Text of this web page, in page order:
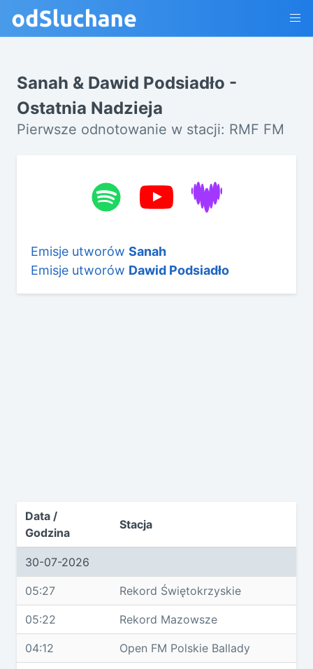
Sanah & Dawid Podsiadło -
Ostatnia Nadzieja
Pierwsze odnotowanie w stacji: RMF FM
Emisje utworów Sanah
Emisje utworów Dawid Podsiadło
Data /
Godzina
Stacja
30-07-2026
05:27 Rekord Świętokrzyskie
05:22 Rekord Mazowsze
04:12 Open FM Polskie Ballady